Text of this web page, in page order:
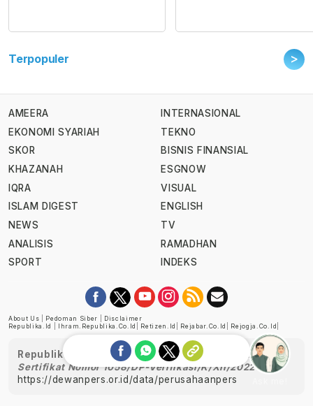
Terpopuler >
AMEERA
EKONOMI SYARIAH
SKOR
KHAZANAH
IQRA
ISLAM DIGEST
NEWS
ANALISIS
SPORT
INTERNASIONAL
TEKNO
BISNIS FINANSIAL
ESGNOW
VISUAL
ENGLISH
TV
RAMADHAN
INDEKS
About Us Pedoman Siber
Disclaimer
Republika.id
Ihram.republika.co.id Retizen.id Rejabar.co.id Rejogja.co.id
Republika telah diverifikasi oleh Dewan Pers
Sertifikat Nomor 1058/DP-Verifikasi/K/XII/2022
https://dewanpers.or.id/data/perusahaanpers